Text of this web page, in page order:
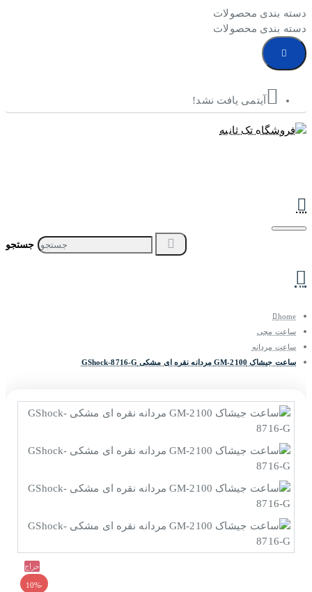
دسته بندی محصولات
دسته بندی محصولات
آیتمی یافت نشد!
home
ساعت مچی
ساعت مردانه
ساعت جیشاک GM-2100 مردانه نقره ای مشکی GShock-8716-G
حراج
-10%